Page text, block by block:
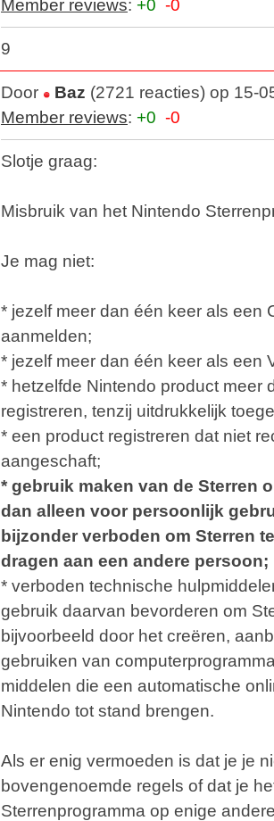
Member reviews: +0 -0
9
Door Baz (2721 reacties) op 15-
Member reviews: +0 -0
Slotje graag:
Misbruik van het Nintendo
Je mag niet:
* jezelf meer dan één keer als een
aanmelden;
* jezelf meer dan één keer als een
* hetzelfde Nintendo product meer
registreren, tenzij uitdrukkelijk
* een product registreren dat niet
aangeschaft;
* gebruik maken van de Sterren
dan alleen voor persoonlijk
bijzonder verboden om Sterren
dragen aan een andere persoon;
* verboden technische
gebruik daarvan bevorderen om
bijvoorbeeld door het creëren,
gebruiken van
middelen die een automatische
Nintendo tot stand brengen.
Als er enig vermoeden is dat je je
bovengenoemde regels of dat je
Sterrenprogramma op enige